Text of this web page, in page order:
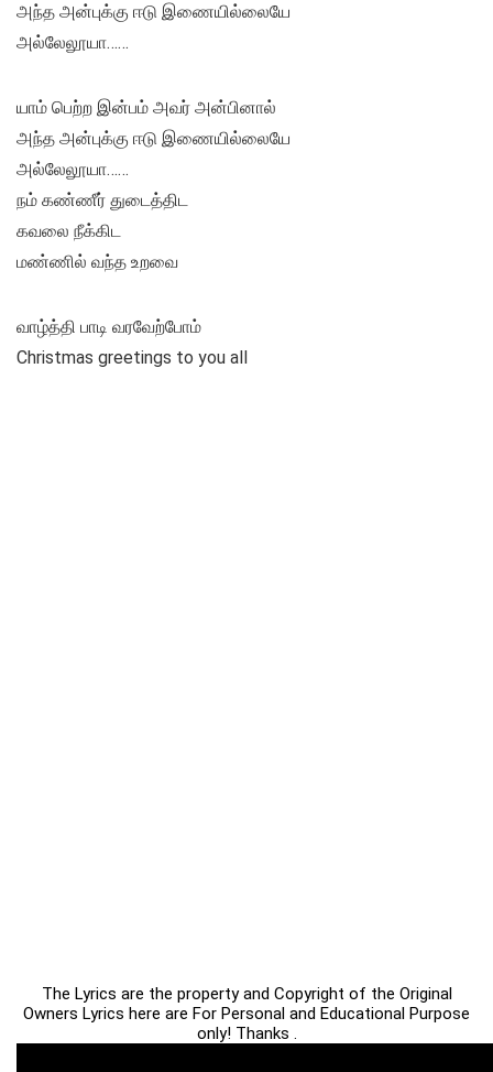
அந்த அன்புக்கு ஈடு இணையில்லையே
அல்லேலூயா……
யாம் பெற்ற இன்பம் அவர் அன்பினால்
அந்த அன்புக்கு ஈடு இணையில்லையே
அல்லேலூயா……
நம் கண்ணீர் துடைத்திட
கவலை நீக்கிட
மண்ணில் வந்த உறவை
வாழ்த்தி பாடி வரவேற்போம்
Christmas greetings to you all
The Lyrics are the property and Copyright of the Original
Owners Lyrics here are For Personal and Educational Purpose
only! Thanks .